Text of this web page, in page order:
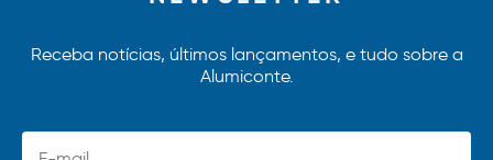
Receba notícias, últimos lançamentos, e tudo sobre a
Alumiconte.